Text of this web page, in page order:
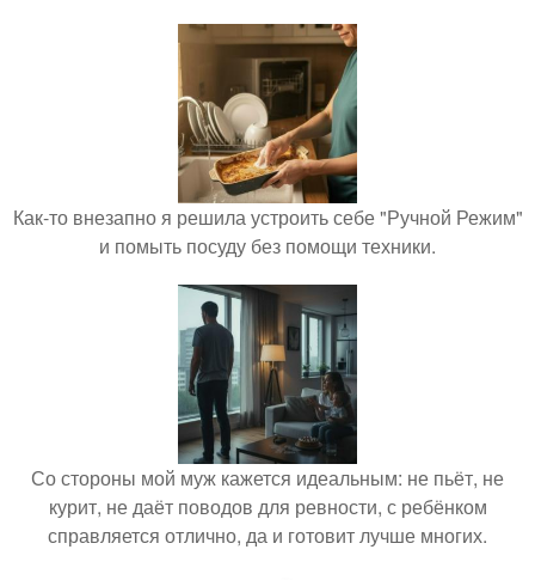
Как-то внезапно я решила устроить себе "Ручной Режим"
и помыть посуду без помощи техники.
Со стороны мой муж кажется идеальным: не пьёт, не
курит, не даёт поводов для ревности, с ребёнком
справляется отлично, да и готовит лучше многих.